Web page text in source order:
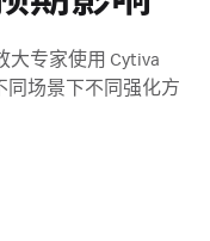
大专家使用 Cytiva
同场景下不同强化方